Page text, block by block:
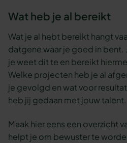
Wat heb je al bereikt
Wat je al hebt bereikt hangt
datgene waar je goed in bent.
je weet dit te en bereikt
Welke projecten heb je al
je gevolgd en wat voor
heb jij gedaan met jouw talent.
Maak hier eens een overzicht
helpt je om bewuster te